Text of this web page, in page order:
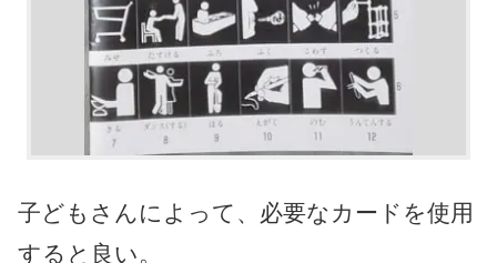
子どもさんによって、必要なカードを使用
すると良い。